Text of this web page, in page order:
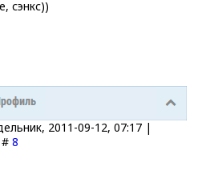
сэнкс))
2011-09-12, 07:17 |
8